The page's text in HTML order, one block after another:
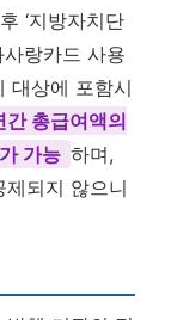
‘지방자치단
랑카드 사용
대상에 포함시
간 총급여액의
가능 하며,
되지 않으니